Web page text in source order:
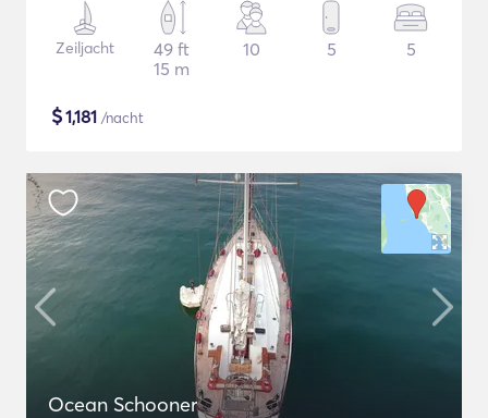
Zeiljacht
49 ft
15 m
10 5 5
$1,181 /nacht
Ocean Schooner